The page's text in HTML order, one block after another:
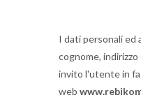
I dati personali ed
cognome,
invito l'utente in
web